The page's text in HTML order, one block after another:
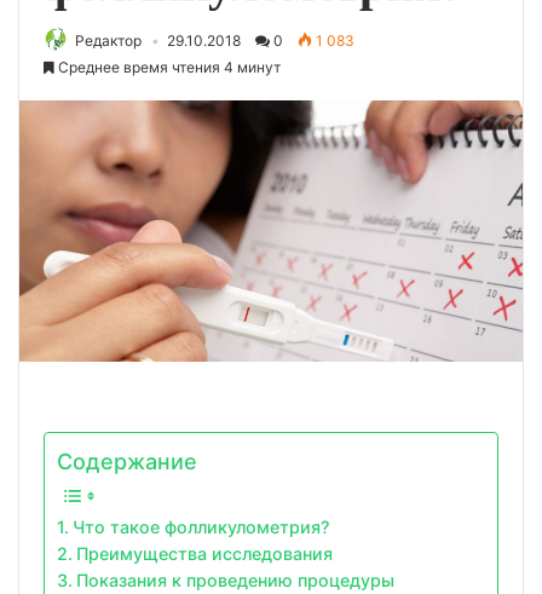
Редактор 29.10.2018 0
1 083
Среднее время чтения 4 минут
Содержание
Что такое фолликулометрия?
Преимущества исследования
Показания к проведению процедуры